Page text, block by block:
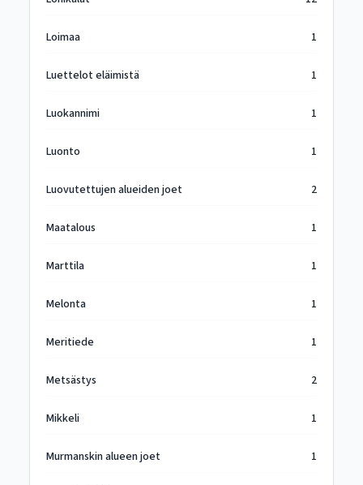
Loimaa 1
Luettelot eläimistä 1
Luokannimi 1
Luonto 1
Luovutettujen alueiden joet 2
Maatalous 1
Marttila 1
Melonta 1
Meritiede 1
Metsästys 2
Mikkeli 1
Murmanskin alueen joet 1